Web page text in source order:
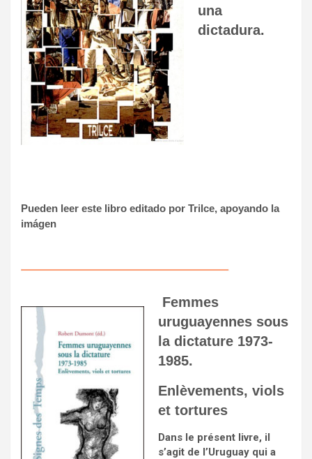
una
dictadura.
Pueden leer este libro editado por Trilce, apoyando la
imágen
Femmes
uruguayennes sous
la dictature 1973-
1985.
Enlèvements, viols
et tortures
Dans le présent livre, il
s’agit de l’Uruguay qui a